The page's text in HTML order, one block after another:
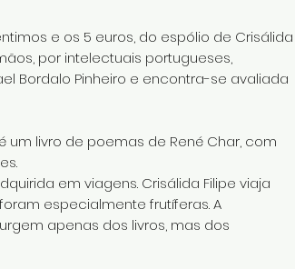
e os 5 euros, do espólio de Crisálida
por intelectuais portugueses,
Bordalo Pinheiro e encontra-se avaliada
livro de poemas de René Char, com
em viagens. Crisálida Filipe viaja
especialmente frutíferas. A
apenas dos livros, mas dos